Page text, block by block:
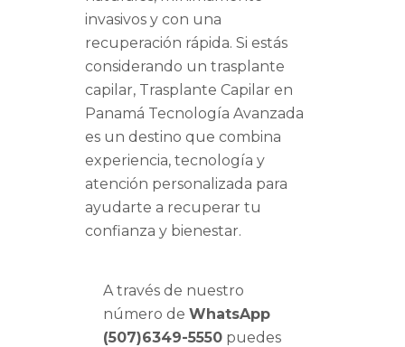
invasivos y con una
recuperación rápida. Si estás
considerando un trasplante
capilar, Trasplante Capilar en
Panamá Tecnología Avanzada
es un destino que combina
experiencia, tecnología y
atención personalizada para
ayudarte a recuperar tu
confianza y bienestar.
A través de nuestro
número de WhatsApp
(507)6349-5550 puedes